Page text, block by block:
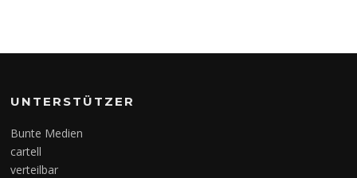
UNTERSTÜTZER
Bunte Medien
cartell
verteilbar